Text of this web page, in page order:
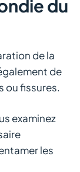
du
de la
de
ou fissures.
examinez
les